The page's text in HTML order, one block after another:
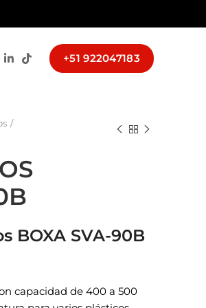
+51 922047183
BOXA SVA-90B
capacidad de 400 a 500